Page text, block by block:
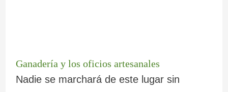
Ganadería y los oficios artesanales
Nadie se marchará de este lugar sin